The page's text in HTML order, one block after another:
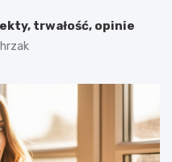
trwałość, opinie